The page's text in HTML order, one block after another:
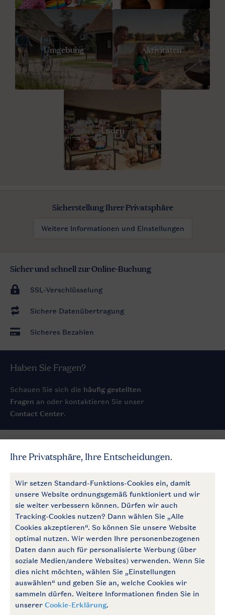
Umgebung Aktivitäten
Laden
Sicherstellung Ihrer Privatsphäre
Weitere Informationen und Einstellungen
Sicher und schnell zur Online-Buchung
SSL-Verschlüsselung
Sichere Datenübertragung
Sicheres Bezahlen
Haben Sie Fragen?
Schauen Sie sich die häufig gestellten
Fragen an oder kontaktieren Sie unser
Contact Center.
Follow Us
facebookinstagram
Zum Newsletter anmelden
Service
Mehr Landal
Zahlungsmöglichkeiten